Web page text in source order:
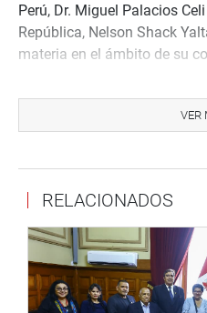
Perú, Dr. Miguel Palacios
República, Nelson Shack
materia en el ámbito de su
Antes, coincidiendo con el
miembros de la Comisión
de vulnerabilidad la salud
emergencia sanitaria a
Covid-19.
El doctor Palacios Celi
VER
RELACIONADOS